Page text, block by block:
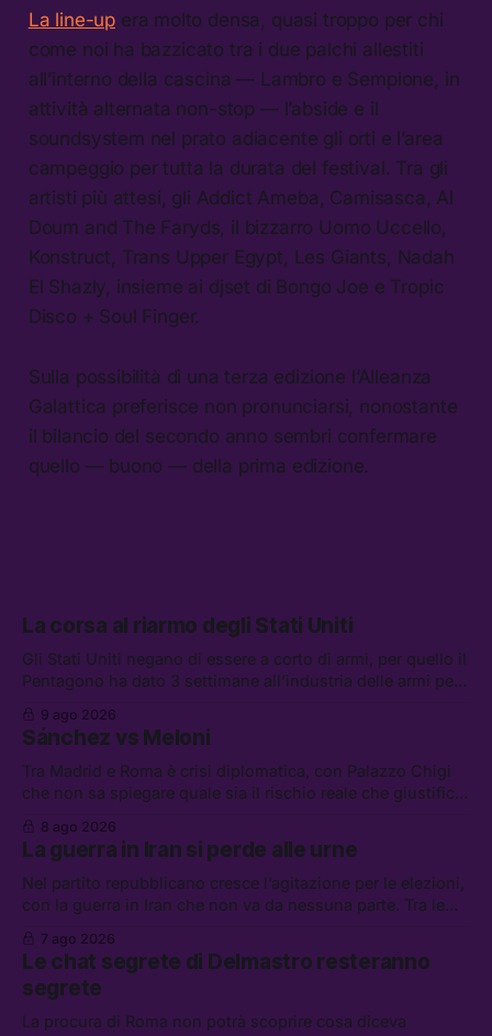
La line-up era molto densa, quasi troppo per chi
come noi ha bazzicato tra i due palchi allestiti
all’interno della cascina — Lambro e Sempione, in
attività alternata non-stop — l’abside e il
soundsystem nel prato adiacente gli orti e l’area
campeggio per tutta la durata del festival. Tra gli
artisti più attesi, gli Addict Ameba, Camisasca, Al
Doum and The Faryds, il bizzarro Uomo Uccello,
Konstruct, Trans Upper Egypt, Les Giants, Nadah
El Shazly, insieme ai djset di Bongo Joe e Tropic
Disco + Soul Finger.
Sulla possibilità di una terza edizione l’Alleanza
Galattica preferisce non pronunciarsi, nonostante
il bilancio del secondo anno sembri confermare
quello — buono — della prima edizione.
La corsa al riarmo degli Stati Uniti
Gli Stati Uniti negano di essere a corto di armi, per quello il
Pentagono ha dato 3 settimane all’industria delle armi per
continuerà ad usare i servizi di Palantir, la protesta contro
La Russa, e la centrale elettrica di Amazon in Texas
9 ago 2026
Sánchez vs Meloni
Tra Madrid e Roma è crisi diplomatica, con Palazzo Chigi
che non sa spiegare quale sia il rischio reale che giustifica
di difesa tra Arabia Saudita, Pakistan e Turchia, la crisi del
carburante irregolare, e un altro caso di IA ribelle
8 ago 2026
La guerra in Iran si perde alle urne
Nel partito repubblicano cresce l’agitazione per le elezioni,
con la guerra in Iran che non va da nessuna parte. Tra le
lavoro, Schlein prova a mettere in sicurezza la coalizione, e
che cos’è lo “Spiralismo,” la religione degli agenti IA
7 ago 2026
Le chat segrete di Delmastro resteranno
segrete
La procura di Roma non potrà scoprire cosa diceva